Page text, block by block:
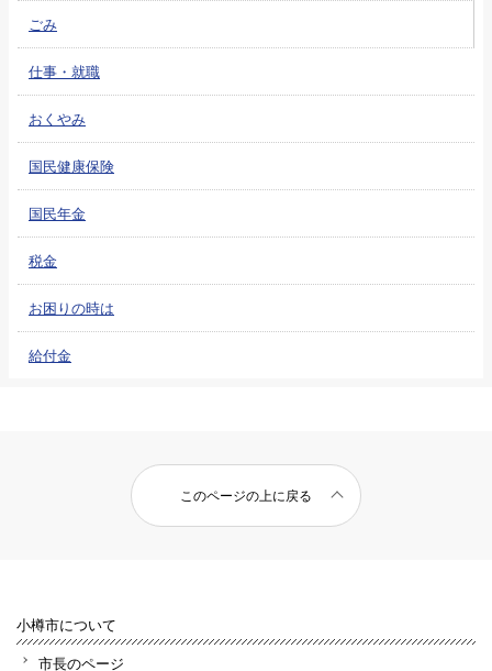
ごみ
仕事・就職
おくやみ
国民健康保険
国民年金
税金
お困りの時は
給付金
このページの上に戻る
小樽市について
市長のページ